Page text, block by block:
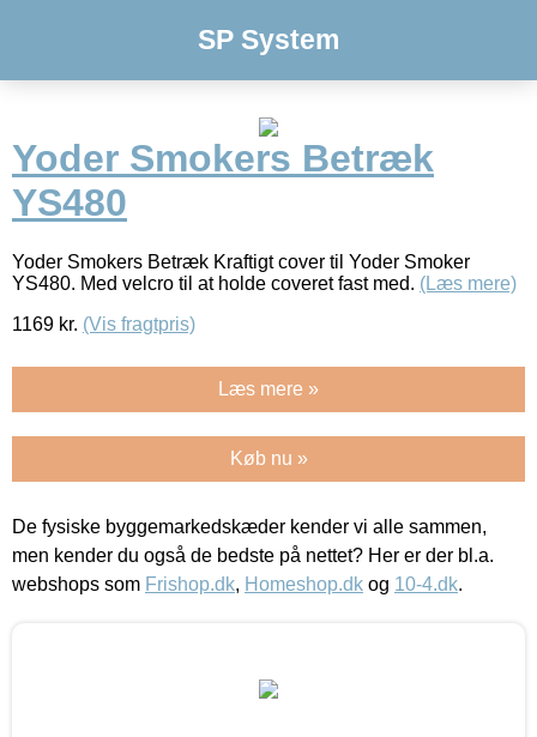
SP System
Yoder Smokers Betræk
YS480
Yoder Smokers Betræk Kraftigt cover til Yoder Smoker
YS480. Med velcro til at holde coveret fast med. (Læs mere)
1169 kr. (Vis fragtpris)
Læs mere »
Køb nu »
De fysiske byggemarkedskæder kender vi alle sammen,
men kender du også de bedste på nettet? Her er der bl.a.
webshops som Frishop.dk, Homeshop.dk og 10-4.dk.